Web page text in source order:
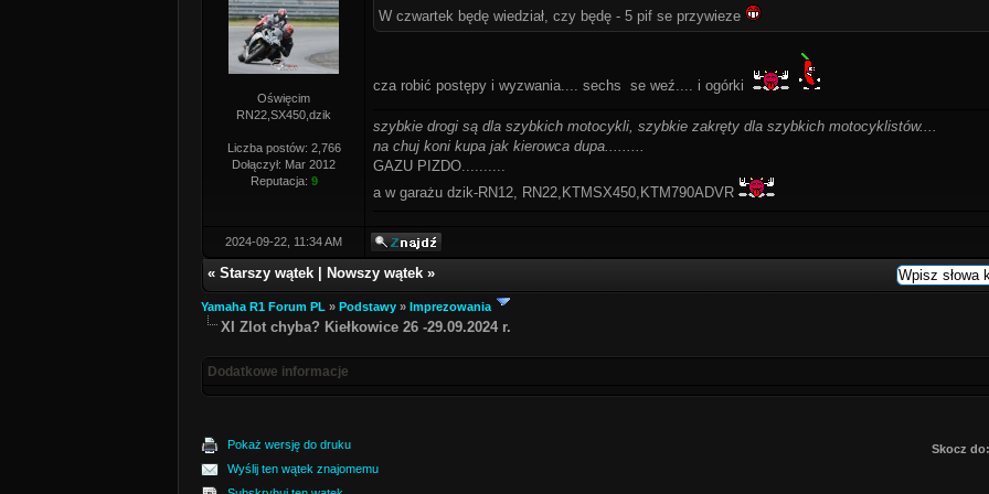
Oświęcim
RN22,SX450,dzik
Liczba postów: 2,766
Dołączył: Mar 2012
Reputacja: 9
W czwartek będę wiedział, czy będę - 5 pif se przywieze
cza robić postępy i wyzwania.... sechs se weź.... i ogórki
szybkie drogi są dla szybkich motocykli, szybkie zakręty dla szybkich motocyklistów....
na chuj koni kupa jak kierowca dupa.........
GAZU PIZDO..........
a w garażu dzik-RN12, RN22,KTMSX450,KTM790ADVR
2024-09-22, 11:34 AM
« Starszy wątek Nowszy wątek »
Yamaha R1 Forum PL » Podstawy » Imprezowania
XI Zlot chyba? Kiełkowice 26 -29.09.2024 r.
Dodatkowe informacje
Pokaż wersję do druku
Wyślij ten wątek znajomemu
Skocz do: